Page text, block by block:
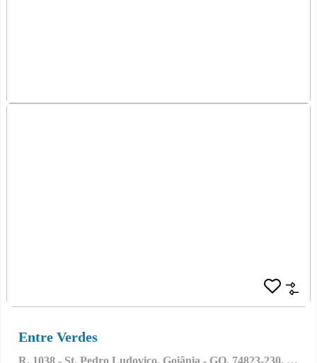
Entre Verdes
R. 1038 - St. Pedro Ludovico, Goiânia - GO, 74823-230, Brasil